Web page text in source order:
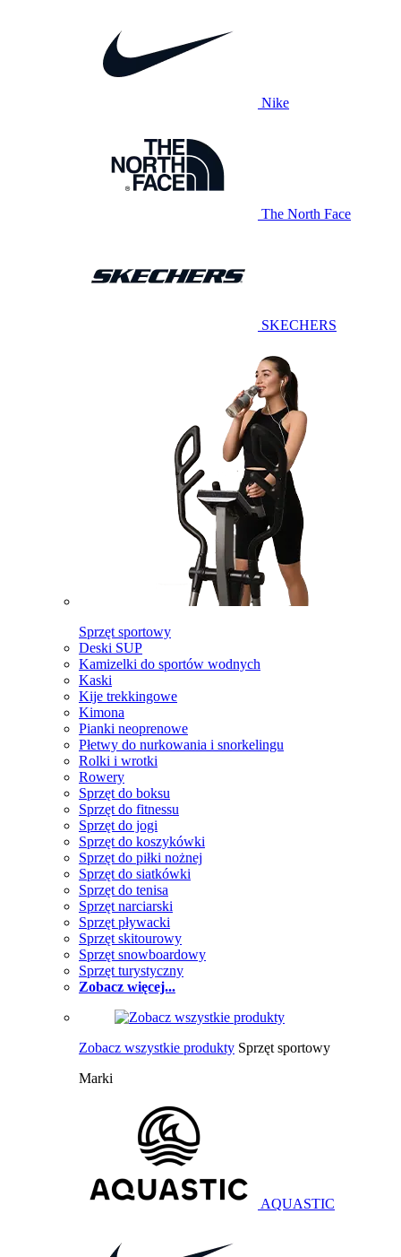
Nike
The North Face
SKECHERS
Sprzęt sportowy
Deski SUP
Kamizelki do sportów wodnych
Kaski
Kije trekkingowe
Kimona
Pianki neoprenowe
Płetwy do nurkowania i snorkelingu
Rolki i wrotki
Rowery
Sprzęt do boksu
Sprzęt do fitnessu
Sprzęt do jogi
Sprzęt do koszykówki
Sprzęt do piłki nożnej
Sprzęt do siatkówki
Sprzęt do tenisa
Sprzęt narciarski
Sprzęt pływacki
Sprzęt skitourowy
Sprzęt snowboardowy
Sprzęt turystyczny
Zobacz więcej...
Zobacz wszystkie produkty Sprzęt sportowy
Marki
AQUASTIC